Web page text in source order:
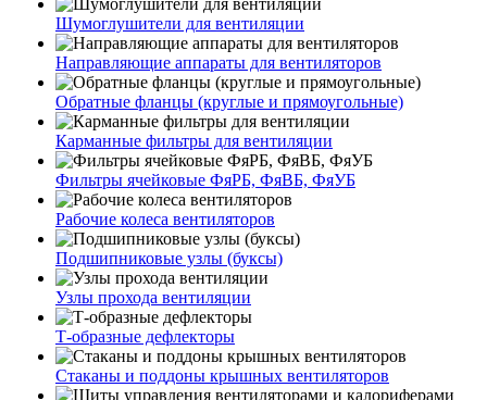
Шумоглушители для вентиляции
Направляющие аппараты для вентиляторов
Обратные фланцы (круглые и прямоугольные)
Карманные фильтры для вентиляции
Фильтры ячейковые ФяРБ, ФяВБ, ФяУБ
Рабочие колеса вентиляторов
Подшипниковые узлы (буксы)
Узлы прохода вентиляции
Т-образные дефлекторы
Стаканы и поддоны крышных вентиляторов